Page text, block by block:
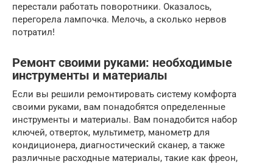
перестали работать поворотники. Оказалось,
перегорела лампочка. Мелочь, а сколько нервов
потратил!
Ремонт своими руками: необходимые
инструменты и материалы
Если вы решили ремонтировать систему комфорта
своими руками, вам понадобятся определенные
инструменты и материалы. Вам понадобится набор
ключей, отверток, мультиметр, манометр для
кондиционера, диагностический сканер, а также
различные расходные материалы, такие как фреон,